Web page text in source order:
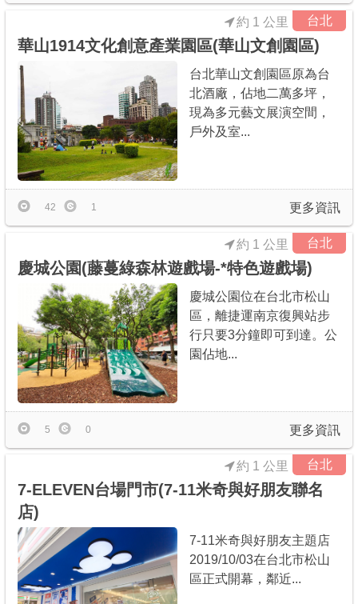
台北
約 1 公里
華山1914文化創意產業園區(華山文創園區)
台北華山文創園區原為台
北酒廠，佔地二萬多坪，
現為多元藝文展演空間，
戶外及室...
更多資訊
42 1
台北
約 1 公里
慶城公園(藤蔓綠森林遊戲場-*特色遊戲場)
慶城公園位在台北市松山
區，離捷運南京復興站步
行只要3分鐘即可到達。公
園佔地...
更多資訊
5 0
台北
約 1 公里
7-ELEVEN台場門市(7-11米奇與好朋友聯名
店)
7-11米奇與好朋友主題店
2019/10/03在台北市松山
區正式開幕，鄰近...